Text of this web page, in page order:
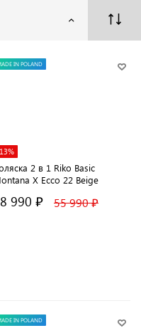
IN POLAND
2 в 1 Riko Basic
X Ecco 22 Beige
990 ₽ 55 990 ₽
IN POLAND